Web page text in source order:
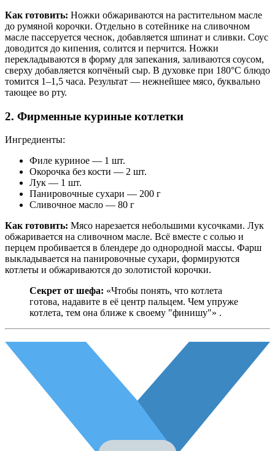
Как готовить: Ножки обжариваются на растительном масле
до румяной корочки. Отдельно в сотейнике на сливочном
масле пассеруется чеснок, добавляется шпинат и сливки. Соус
доводится до кипения, солится и перчится. Ножки
перекладываются в форму для запекания, заливаются соусом,
сверху добавляется копчёный сыр. В духовке при 180°C блюдо
томится 1–1,5 часа. Результат — нежнейшее мясо, буквально
тающее во рту.
2. Фирменные куриные котлетки
Ингредиенты:
Филе куриное — 1 шт.
Окорочка без кости — 2 шт.
Лук — 1 шт.
Панировочные сухари — 200 г
Сливочное масло — 80 г
Как готовить: Мясо нарезается небольшими кусочками. Лук
обжаривается на сливочном масле. Всё вместе с солью и
перцем пробивается в блендере до однородной массы. Фарш
выкладывается на панировочные сухари, формируются
котлеты и обжариваются до золотистой корочки.
Секрет от шефа: «Чтобы понять, что котлета
готова, надавите в её центр пальцем. Чем упруже
котлета, тем она ближе к своему "финишу"» .